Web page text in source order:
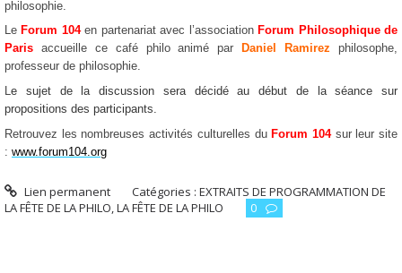
philosophie.
Le Forum 104en partenariat avec l’association Forum Philosophique de
Paris accueille ce café philo animé par Daniel Ramirezphilosophe,
professeur de philosophie.
Le sujet de la discussion sera décidé au début de la séance sur
propositions des participants.
Retrouvez les nombreuses activités culturelles du Forum 104sur leur site
: www.forum104.org
Lien permanent Catégories :EXTRAITS DE PROGRAMMATION DE
LA FÊTE DE LA PHILO,LA FÊTE DE LA PHILO 0